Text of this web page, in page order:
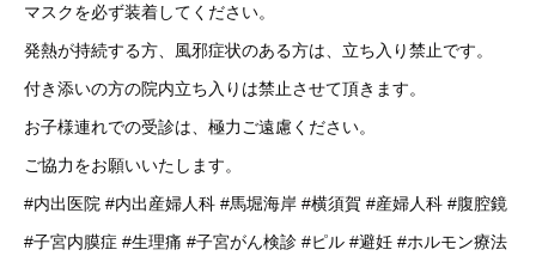
マスクを必ず装着してください。
発熱が持続する方、風邪症状のある方は、立ち入り禁止です。
付き添いの方の院内立ち入りは禁止させて頂きます。
お子様連れでの受診は、極力ご遠慮ください。
ご協力をお願いいたします。
#内出医院 #内出産婦人科 #馬堀海岸 #横須賀 #産婦人科 #腹腔鏡
#子宮内膜症 #生理痛 #子宮がん検診 #ピル #避妊 #ホルモン療法